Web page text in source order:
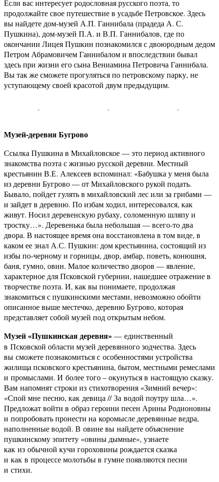
Если вас интересует родословная русского поэта, то
продолжайте свое путешествие в усадьбе Петровское. Здесь
вы найдете дом-музей А.П. Ганнибала (прадеда А. С.
Пушкина), дом-музей П.А. и В.П. Ганнибалов, где по
окончании Лицея Пушкин познакомился с двоюродным дедом
Петром Абрамовичем Ганнибалом и впоследствии бывал
здесь при жизни его сына Вениамина Петровича Ганнибала.
Вы так же сможете прогуляться по петровскому парку, не
уступающему своей красотой двум предыдущим.
Музей-деревня Бугрово
Ссылка Пушкина в Михайловское — это период активного
знакомства поэта с жизнью русской деревни. Местный
крестьянин В.Е. Алексеев вспоминал: «Бабушка у меня была
из деревни Бугрово — от Михайловского рукой подать.
Бывало, пойдет гулять в михайловский лес или за грибами —
и зайдет в деревню. По избам ходил, интересовался, как
живут. Носил деревенскую рубаху, соломенную шляпу и
тростку…». Деревенька была небольшая — всего-то два
двора. В настоящее время она восстановлена в том виде, в
каком ее знал А.С. Пушкин: дом крестьянина, состоящий из
избы по-черному и горницы, двор, амбар, поветь, конюшня,
баня, гумно, овин. Малое количество дворов — явление,
характерное для Псковской губернии, нашедшее отражение в
творчестве поэта. И, как вы понимаете, продолжая
знакомиться с пушкинскими местами, невозможно обойти
описанное выше местечко, деревню Бугрово, которая
представляет собой музей под открытым небом.
Музей «Пушкинская деревня»— единственный
в Псковской области музей деревянного зодчества. Здесь
вы сможете познакомиться с особенностями устройства
жилища псковского крестьянина, бытом, местными ремеслами
и промыслами. И более того – окунуться в настоящую сказку.
Вам напомнят строки из стихотворения «Зимний вечер»:
«Спой мне песню, как девица // За водой поутру шла…».
Предложат войти в образ героини песен Арины Родионовны
и попробовать пронести на коромысле деревянные ведра,
наполненные водой. В овине вы найдете объяснение
пушкинскому эпитету «овины дымные», узнаете
как из обычной кучи гороховины рождается сказка
и как в процессе молотьбы в гумне появляются песни
и стихи.